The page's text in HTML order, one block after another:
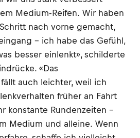
Medium-Reifen. Wir haben
nach vorne gemacht,
– ich habe das Gefühl,
besser einlenkt», schilderte
«Das
auch leichter, weil ich
früher an Fahrt
konstante Rundenzeiten –
Medium und alleine. Wenn